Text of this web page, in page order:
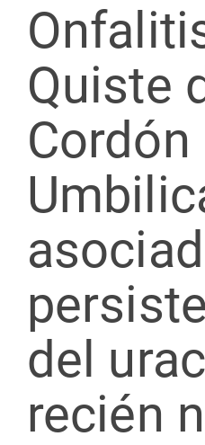
Quiste
Cordón
del
recién